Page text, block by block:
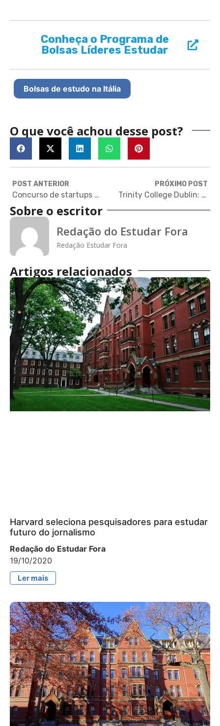
Conheça o Programa de
Bolsas Líderes Estudar
Bolsas de estudo na Itália
O que você achou desse post?
POST ANTERIOR
Concurso de startups oferece prêmios e estágio remunerado na Alemanha
PRÓXIMO POST
Trinity College Dublin: a melhor universidade da Irlanda
Sobre o escritor
Redação do Estudar Fora
Redação Estudar Fora
Artigos relacionados
Harvard seleciona pesquisadores para estudar
futuro do jornalismo
Redação do Estudar Fora
19/10/2020
Ler mais